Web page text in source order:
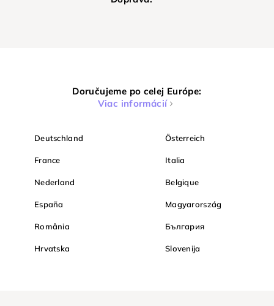
Doručujeme po celej Európe:
Viac informácií
Deutschland Österreich
France Italia
Nederland Belgique
España Magyarország
România България
Hrvatska Slovenija